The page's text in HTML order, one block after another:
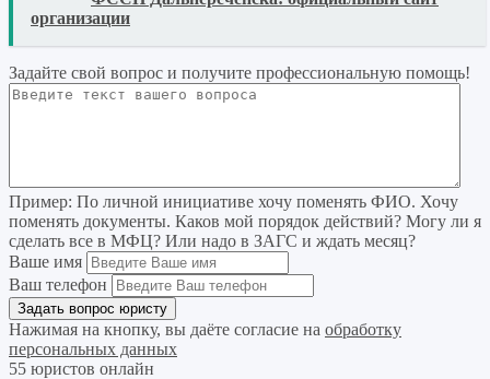
организации
Задайте свой вопрос и получите профессиональную помощь!
Пример: По личной инициативе хочу поменять ФИО. Хочу
поменять документы. Каков мой порядок действий? Могу ли я
сделать все в МФЦ? Или надо в ЗАГС и ждать месяц?
Ваше имя
Ваш телефон
Нажимая на кнопку, вы даёте согласие на обработку
персональных данных
55 юристов онлайн